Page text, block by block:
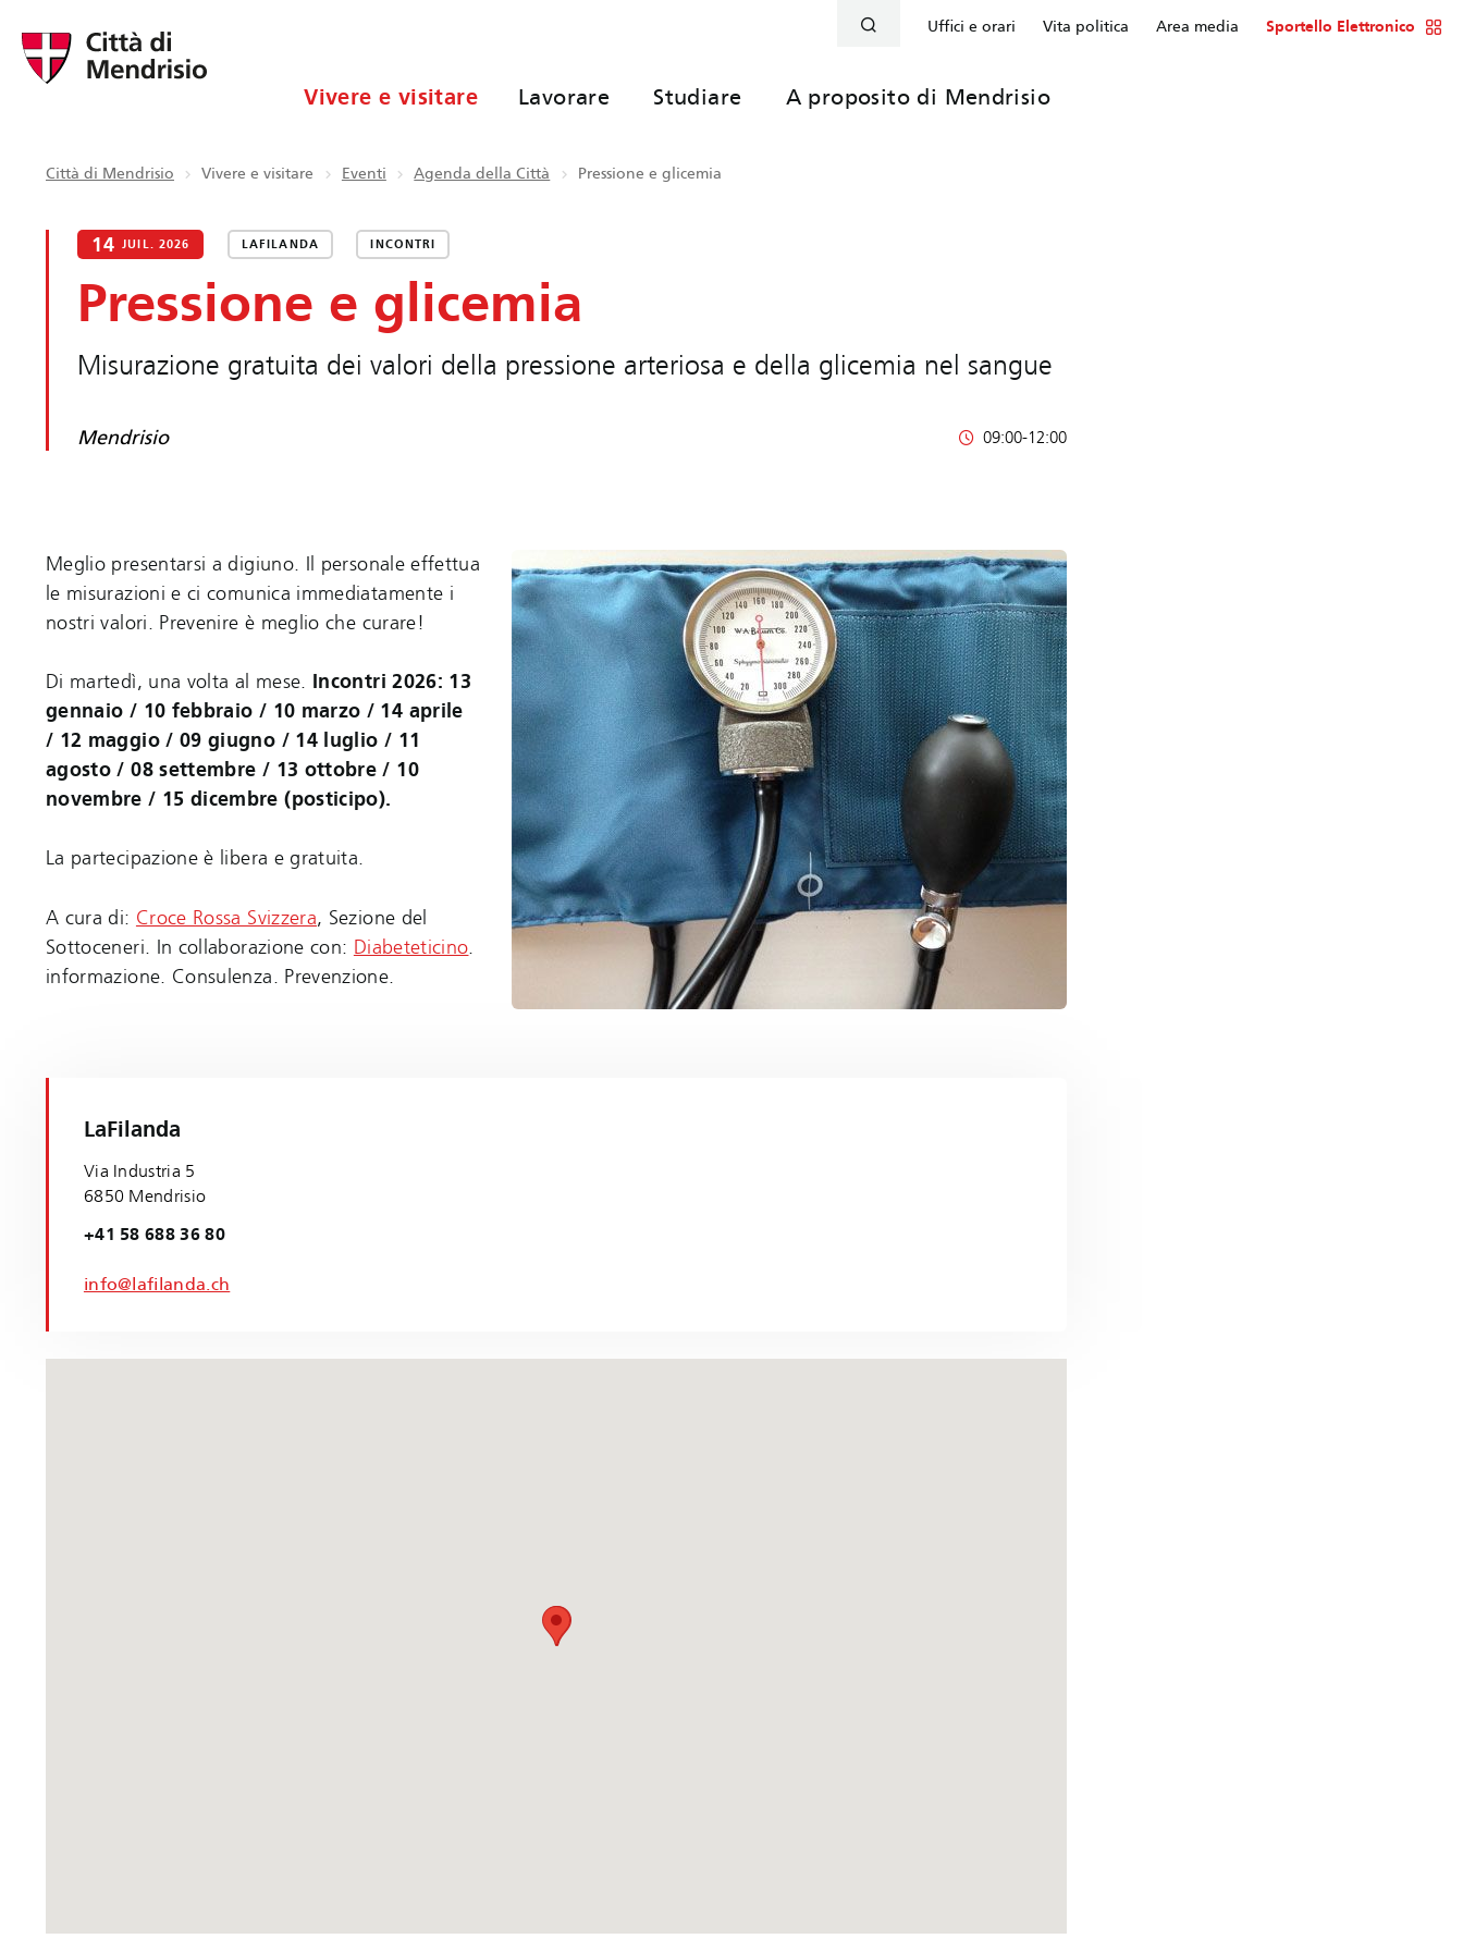
Uffici e orari Vita politica Area media Sportello Elettronico
Vivere e visitare Lavorare Studiare A proposito di Mendrisio
Città di Mendrisio Vivere e visitare Eventi Agenda della Città Pressione e glicemia
14 JUIL. 2026 LAFILANDA INCONTRI
Pressione e glicemia
Misurazione gratuita dei valori della pressione arteriosa e della glicemia nel sangue
Mendrisio 09:00-12:00
Meglio presentarsi a digiuno. Il personale effettua
le misurazioni e ci comunica immediatamente i
nostri valori. Prevenire è meglio che curare!
Di martedì, una volta al mese. Incontri 2026: 13
gennaio / 10 febbraio / 10 marzo / 14 aprile
/ 12 maggio / 09 giugno / 14 luglio / 11
agosto / 08 settembre / 13 ottobre / 10
novembre / 15 dicembre (posticipo).
La partecipazione è libera e gratuita.
A cura di: Croce Rossa Svizzera, Sezione del
Sottoceneri. In collaborazione con: Diabeteticino.
informazione. Consulenza. Prevenzione.
LaFilanda
Via Industria 5
6850 Mendrisio
+41 58 688 36 80
info@lafilanda.ch